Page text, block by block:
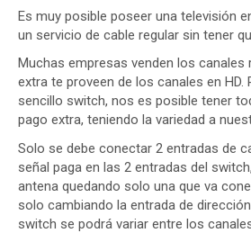
Es muy posible poseer una televisión
un servicio de cable regular sin tener
Muchas empresas venden los canales
extra te proveen de los canales en HD.
sencillo switch, nos es posible tener
pago extra, teniendo la variedad a
Solo se debe conectar 2 entradas de
señal paga en las 2 entradas del
antena quedando solo una que va
solo cambiando la entrada de
switch se podrá variar entre los